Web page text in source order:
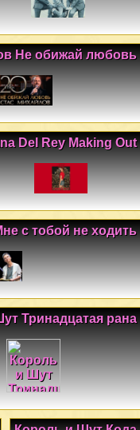
Не обижай любовь
Del Rey Making Out
с тобой не ходить
Тринадцатая рана